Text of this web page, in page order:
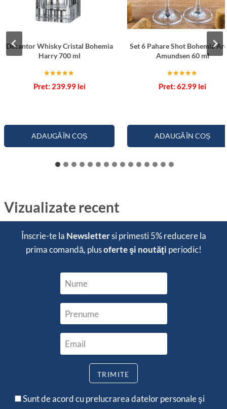
Decantor Whisky Cristal Bohemia
Harry 700 ml
5.00
239.99 lei
ADAUGĂ ÎN COȘ
Set 6 Pahare Shot Bohemia
Amundsen 60 ml
5.00
62.99 lei
ADAUGĂ ÎN COȘ
Vizualizate recent
Înscrie-te la Newslettersi primesti5% reducerela
prima comandă, plusoferte şi noutăţi periodic!
Sunt de acord cu prelucrarea datelor personale şi